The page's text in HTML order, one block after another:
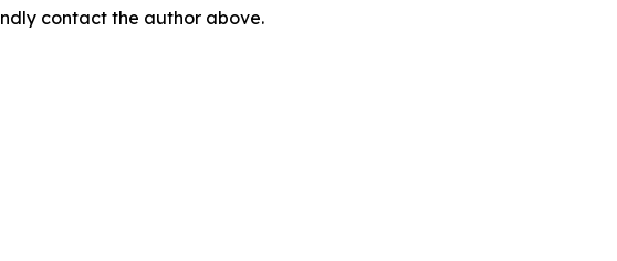
contact the author above.